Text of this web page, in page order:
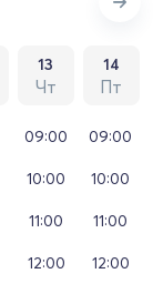
13
Чт
14
Пт
09:00
10:00
11:00
12:00
09:00
10:00
11:00
12:00